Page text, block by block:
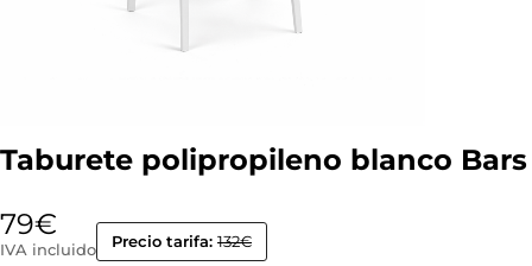
Taburete polipropileno blanco Bars
79€
IVA incluido Precio tarifa: 132€